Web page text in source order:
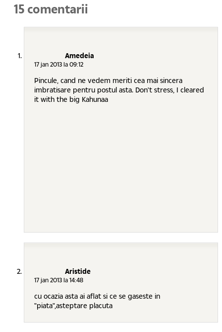
15 comentarii
Amedeia
17 jan 2013 la 09:12
Pincule, cand ne vedem meriti cea mai sincera
imbratisare pentru postul asta. Don't stress, I cleared
it with the big Kahunaa
Aristide
17 jan 2013 la 14:48
cu ocazia asta ai aflat si ce se gaseste in
"piata",asteptare placuta